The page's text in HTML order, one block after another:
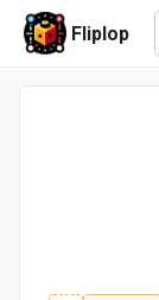
Fliplop